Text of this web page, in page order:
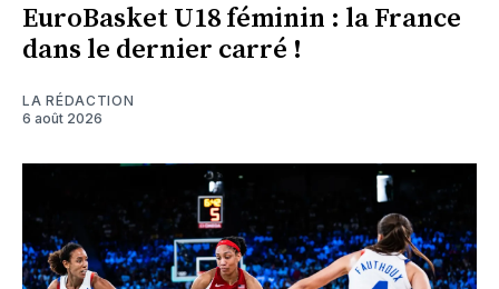
EuroBasket U18 féminin : la France
dans le dernier carré !
LA RÉDACTION
6 août 2026